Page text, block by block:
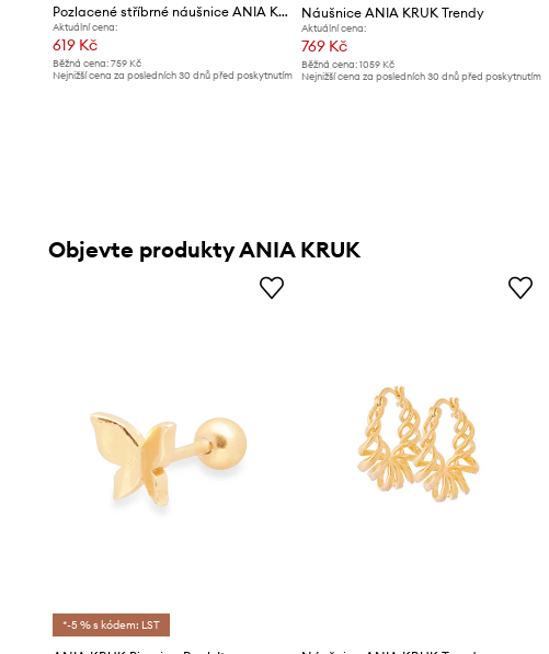
Pozlacené stříbrné náušnice ANIA KRUK SUMMER
Aktuální cena:
619 Kč
Běžná cena: 759 Kč
Nejnižší cena za posledních 30 dnů před poskytnutím
Náušnice ANIA KRUK Trendy
Aktuální cena:
769 Kč
Běžná cena:1059 Kč
Nejnižší cena za posledních 30 dnů před poskytnutím
Objevte produkty ANIA KRUK
*-5 % s kódem: LST